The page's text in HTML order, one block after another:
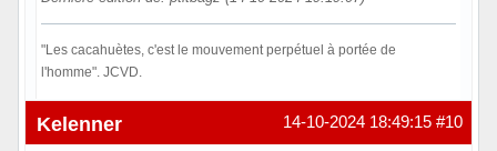
"Les cacahuètes, c'est le mouvement perpétuel à portée de
l'homme". JCVD.
Hors ligne #10
14-10-2024 18:49:15
Kelenner